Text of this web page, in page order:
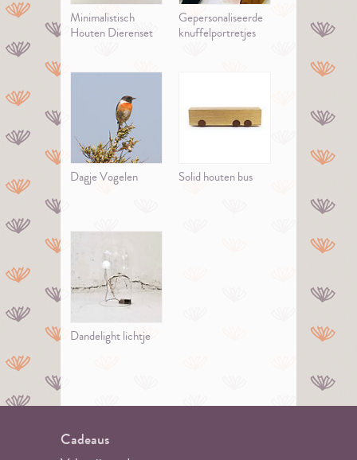
Minimalistisch
Houten Dierenset
Gepersonaliseerde
knuffelportretjes
Dagje Vogelen Solid houten bus
Dandelight lichtje
Cadeaus